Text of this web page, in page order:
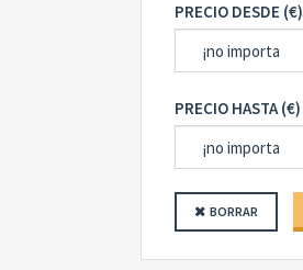
PRECIO DESDE (€)
PRECIO HASTA (€)
BORRAR